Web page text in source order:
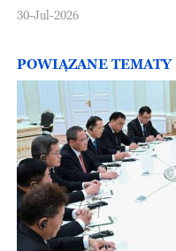
30-Jul-2026
POWIĄZANE TEMATY